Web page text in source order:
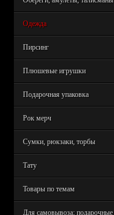
Одежда
Пирсинг
Плюшевые игрушки
Подарочная упаковка
Рок мерч
Сумки, рюкзаки, торбы
Тату
Товары по темам
Для самовывоза; подарочные